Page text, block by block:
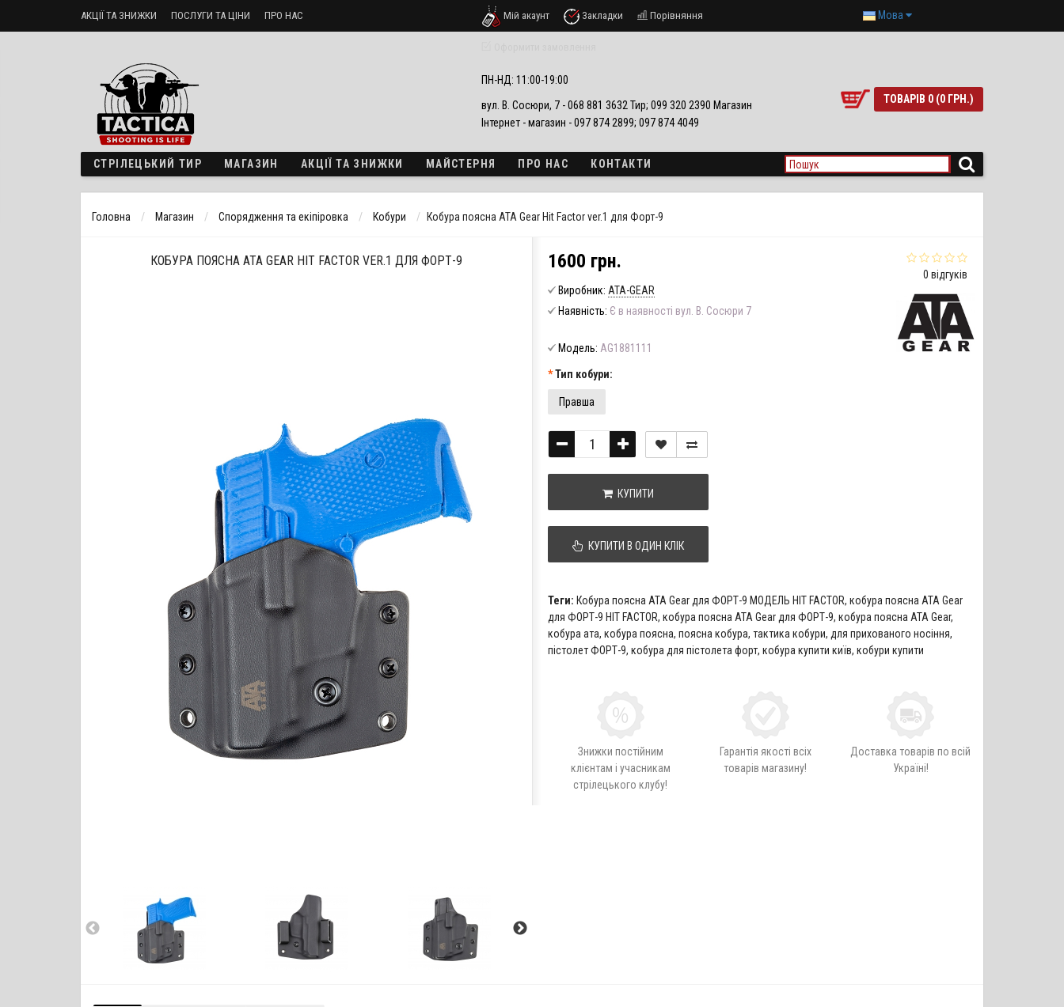
АКЦІЇ ТА ЗНИЖКИ ПОСЛУГИ ТА ЦІНИ ПРО НАС Мій акаунт Закладки Порівняння Мова
ПН-НД: 11:00-19:00
вул. В. Сосюри, 7 - 068 881 3632 Тир; 099 320 2390 Магазин
Інтернет - магазин - 097 874 2899; 097 874 4049
ТОВАРІВ 0 (0 ГРН.)
СТРІЛЕЦЬКИЙ ТИР МАГАЗИН АКЦІЇ ТА ЗНИЖКИ МАЙСТЕРНЯ ПРО НАС КОНТАКТИ
Головна Магазин Спорядження та екіпіровка Кобури Кобура поясна ATA Gear Hit Factor ver.1 для Форт-9
КОБУРА ПОЯСНА ATA GEAR HIT FACTOR VER.1 ДЛЯ ФОРТ-9
0 відгуків
1600 грн.
Виробник: ATA-GEAR
Наявність: Є в наявності вул. В. Сосюри 7
Модель: AG1881111
Тип кобури:
Правша
КУПИТИ
КУПИТИ В ОДИН КЛІК
Теги: Кобура поясна ATA Gear для ФОРТ-9 МОДЕЛЬ HIT FACTOR, кобура поясна ATA Gear
для ФОРТ-9 HIT FACTOR, кобура поясна ATA Gear для ФОРТ-9, кобура поясна ATA Gear,
кобура ата, кобура поясна, поясна кобура, тактика кобури, для прихованого носіння,
пістолет ФОРТ-9, кобура для пістолета форт, кобура купити київ, кобури купити
Знижки постійним
клієнтам і учасникам
стрілецького клубу!
Гарантія якості всіх
товарів магазину!
Доставка товарів по всій
Україні!